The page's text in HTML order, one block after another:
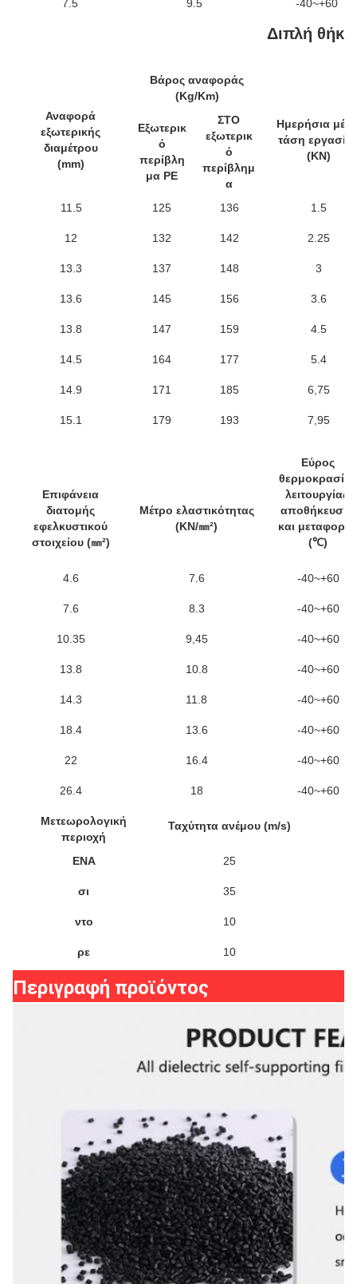
7.5 9.5 -40~+60
Διπλή θήκη
Αναφορά
εξωτερικής
διαμέτρου
(mm)
Βάρος αναφοράς
(Kg/Km)
Ημερήσια
τάση
(KN)
Εξωτερικ
ό
περίβλη
μα PE
ΣΤΟ
εξωτερικ
ό
περίβλημ
α
11.5
125 136 1.5
12 132 142 2.25
13.3 137 148 3
13.6 145 156 3.6
13.8 147 159 4.5
14.5 164 177 5.4
14.9 171 185 6,75
15.1 179 193 7,95
Επιφάνεια
διατομής
εφελκυστικού
στοιχείου (㎜²)
Μέτρο ελαστικότητας
(KN/㎜²)
Εύρος
θερμοκρασίας
λειτουργίας,
αποθήκευσης
και μεταφοράς
(℃)
4.6 7.6 -40~+60
7.6 8.3 -40~+60
10.35 9,45 -40~+60
13.8 10.8 -40~+60
14.3 11.8 -40~+60
18.4 13.6 -40~+60
22 16.4 -40~+60
26.4 18 -40~+60
Μετεωρολογική
περιοχή
Ταχύτητα ανέμου (m/s)
ΕΝΑ 25
σι 35
ντο 10
ρε 10
Περιγραφή προϊόντος